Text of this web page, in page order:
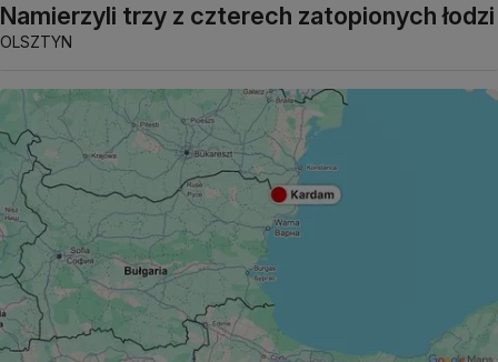
Namierzyli trzy z czterech zatopionych łodzi
OLSZTYN